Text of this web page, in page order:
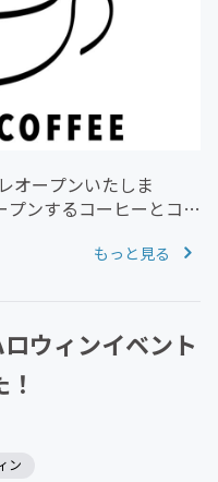
ープンいたしま
ンするコーヒーとコワ
！▼ハンドメイド作品
もっと見る
ウィンイベント
ン